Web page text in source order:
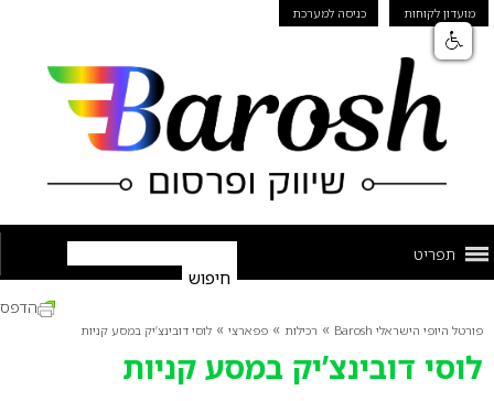
מועדון לקוחות כניסה למערכת
תפריט
פורטל היופי הישראלי Barosh » רכילות » פפארצי » לוסי דובינצ’יק במסע קניות
לוסי דובינצ’יק במסע קניות
הדפס